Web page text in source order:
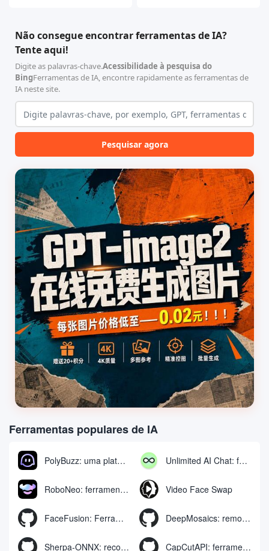
Nature、Science、Cell 等）
的论文撰写与发表流程设计。
该工具集以智能体插...
（如 VPS）设计。它完全采用
无需安装...
Não consegue encontrar ferramentas de IA?
Tente aqui!
Digite as palavras-chave.Acessibilidade à pesquisa do
BingFerramentas de IA, encontre rapidamente as ferramentas de
IA neste site.
Pesquisar agora
Ferramentas populares de IA
PolyBuzz: uma plataforma gratuita de bate-papo e interpretação de papéis para interagir com personagens de IA Unlimited AI Chat: ferramenta gratuita e ilimitada de bate-papo com IA
RoboNeo: ferramenta de IA para gerar e editar vídeos e imagens via chat Video Face Swap
FaceFusion: Ferramenta de aprimoramento de troca de rosto em vídeo | Movimentos de boca em vídeo com sincronização de voz DeepMosaics: remoção automática de mosaicos ou adição de mosaicos a imagens e vídeos
Sherpa-ONNX: reconhecimento e síntese de fala off-line com o ONNXRuntime CapCutAPI: ferramenta de código aberto para controle automatizado de clipes de vídeo CapCut